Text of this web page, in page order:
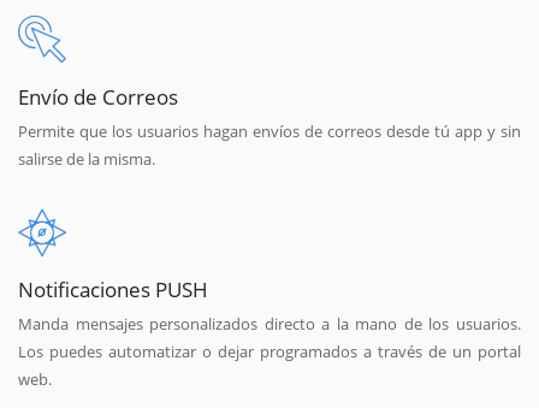
Envío de Correos
Permite que los usuarios hagan envíos de correos desde tú app y sin
salirse de la misma.
Notificaciones PUSH
Manda mensajes personalizados directo a la mano de los usuarios.
Los puedes automatizar o dejar programados a través de un portal
web.